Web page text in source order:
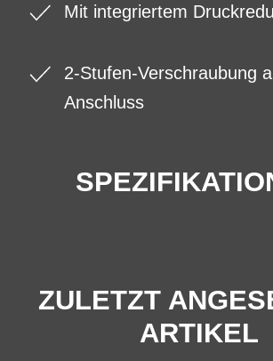
Mit integriertem
2-Stufen-Verschraubung
Anschluss
ZULETZT
ARTIKEL